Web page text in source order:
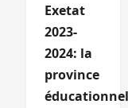
Exetat
2023-
2024: la
province